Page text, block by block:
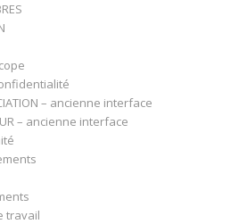
– ancienne interface
– ancienne interface
travail